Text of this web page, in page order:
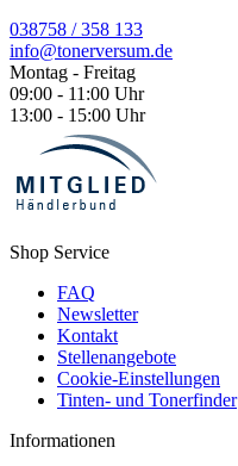
038758 / 358 133
info@tonerversum.de
Montag - Freitag
09:00 - 11:00 Uhr
13:00 - 15:00 Uhr
Shop Service
FAQ
Newsletter
Kontakt
Stellenangebote
Cookie-Einstellungen
Tinten- und Tonerfinder
Informationen